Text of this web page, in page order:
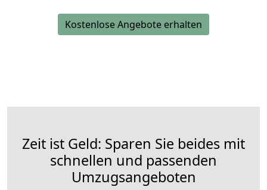
Kostenlose Angebote erhalten
Zeit ist Geld: Sparen Sie beides mit
schnellen und passenden
Umzugsangeboten